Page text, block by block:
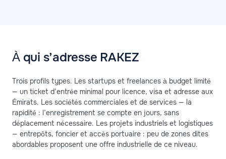
À qui s’adresse RAKEZ
Trois profils types. Les startups et freelances à budget limité
— un ticket d’entrée minimal pour licence, visa et adresse aux
Émirats. Les sociétés commerciales et de services — la
rapidité : l’enregistrement se compte en jours, sans
déplacement nécessaire. Les projets industriels et logistiques
— entrepôts, foncier et accès portuaire : peu de zones dites
abordables proposent une offre industrielle de ce niveau.